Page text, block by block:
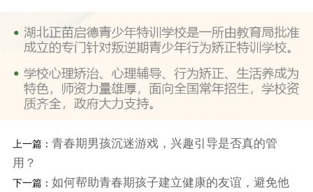
上一篇： 青春期男孩沉迷游戏，兴趣引导是否真的管
用？
下一篇： 如何帮助青春期孩子建立健康的友谊，避免他